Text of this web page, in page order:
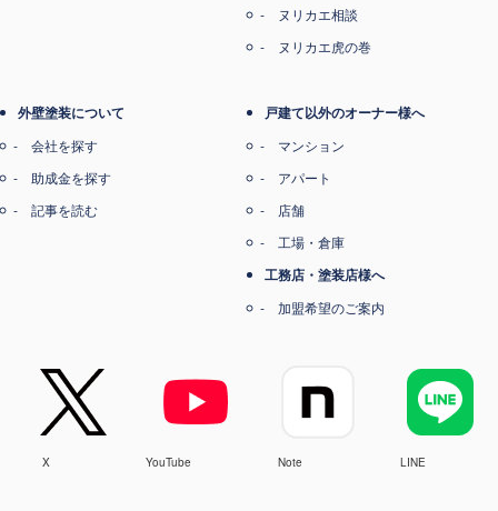
ヌリカエ相談
ヌリカエ虎の巻
外壁塗装について
会社を探す
助成金を探す
記事を読む
戸建て以外のオーナー様へ
マンション
アパート
店舗
工場・倉庫
工務店・塗装店様へ
加盟希望のご案内
X YouTube Note LINE